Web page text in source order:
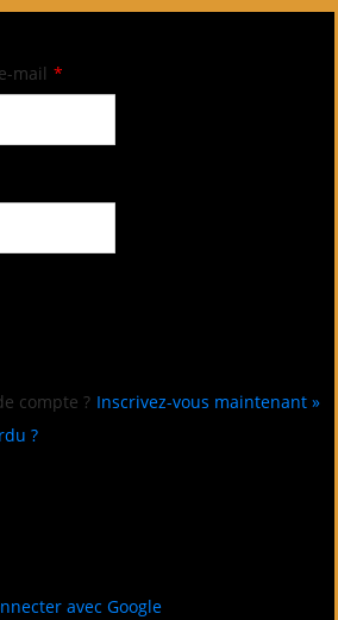
mail *
compte ? Inscrivez-vous maintenant »
?
avec Google